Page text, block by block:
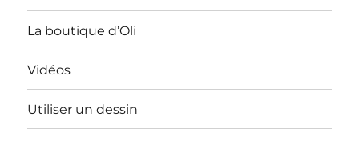
La boutique d’Oli
Vidéos
Utiliser un dessin